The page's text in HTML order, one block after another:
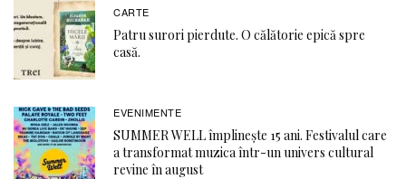
CARTE
Patru surori pierdute. O călătorie epică spre
casă.
EVENIMENTE
SUMMER WELL împlinește 15 ani. Festivalul care
a transformat muzica într-un univers cultural
revine în august